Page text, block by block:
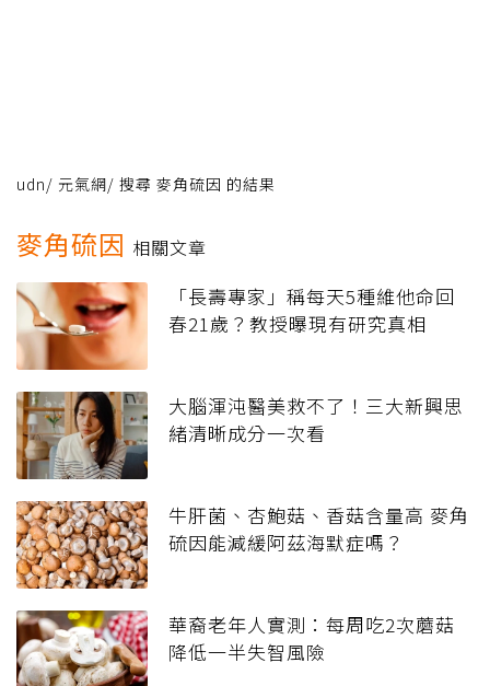
udn/ 元氣網/ 搜尋 麥角硫因 的結果
麥角硫因 相關文章
「長壽專家」稱每天5種維他命回
春21歲？教授曝現有研究真相
大腦渾沌醫美救不了！三大新興思
緒清晰成分一次看
牛肝菌、杏鮑菇、香菇含量高 麥角
硫因能減緩阿茲海默症嗎？
華裔老年人實測：每周吃2次蘑菇
降低一半失智風險